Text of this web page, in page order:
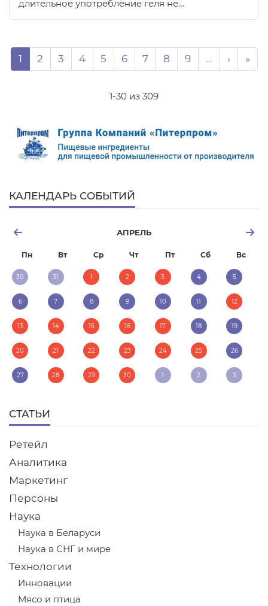
длительное употребление геля не…
Page
1 Page
2 Page
3 Page
4 Page
5 Page
6 Page
7 Page
8 Page
9 … › »
1-30 из 309
КАЛЕНДАРЬ СОБЫТИЙ
АПРЕЛЬ
Пн Вт Ср Чт Пт Сб Вс
30 31 1 2 3 4 5
6 7 8 9 10 11 12
13 14 15 16 17 18 19
20 21 22 23 24 25 26
27 28 29 30 1 2 3
СТАТЬИ
Ретейл
Аналитика
Маркетинг
Персоны
Наука
Наука в Беларуси
Наука в СНГ и мире
Технологии
Инновации
Мясо и птица